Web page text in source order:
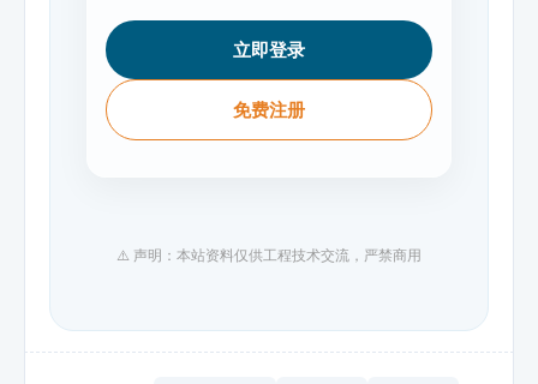
立即登录
免费注册
⚠️ 声明：本站资料仅供工程技术交流，严禁商用